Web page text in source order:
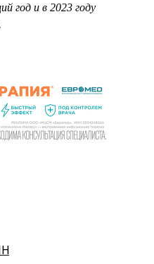
год и в 2023 году